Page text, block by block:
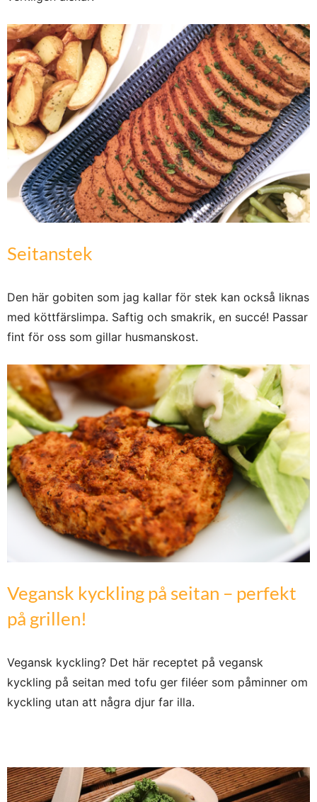
Seitanstek
Den här gobiten som jag kallar för stek kan också liknas
med köttfärslimpa. Saftig och smakrik, en succé! Passar
fint för oss som gillar husmanskost.
Vegansk kyckling på seitan – perfekt
på grillen!
Vegansk kyckling? Det här receptet på vegansk
kyckling på seitan med tofu ger filéer som påminner om
kyckling utan att några djur far illa.